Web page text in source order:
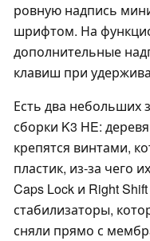
ровную надпись
шрифтом. На
дополнительные
клавиш при
Есть два небольших
сборки K3 HE:
крепятся винтами,
пластик, из-за чего
Caps Lock и Right
стабилизаторы,
сняли прямо с